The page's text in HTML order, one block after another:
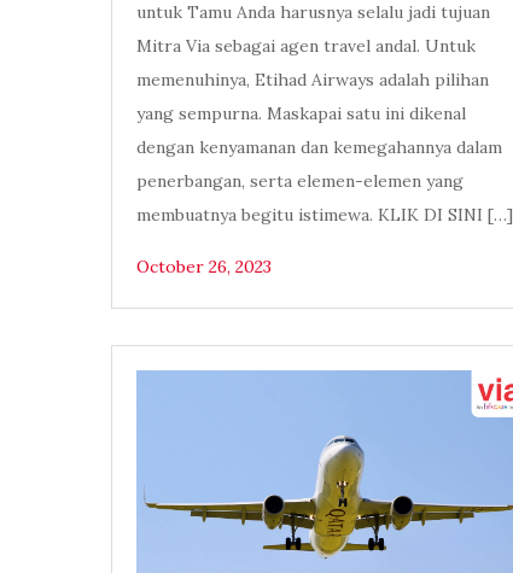
untuk Tamu Anda harusnya selalu jadi tujuan
Mitra Via sebagai agen travel andal. Untuk
memenuhinya, Etihad Airways adalah pilihan
yang sempurna. Maskapai satu ini dikenal
dengan kenyamanan dan kemegahannya dalam
penerbangan, serta elemen-elemen yang
membuatnya begitu istimewa. KLIK DI SINI […]
October 26, 2023